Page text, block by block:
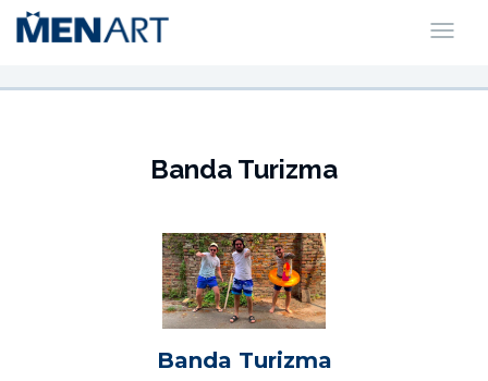
Banda Turizma
Banda Turizma